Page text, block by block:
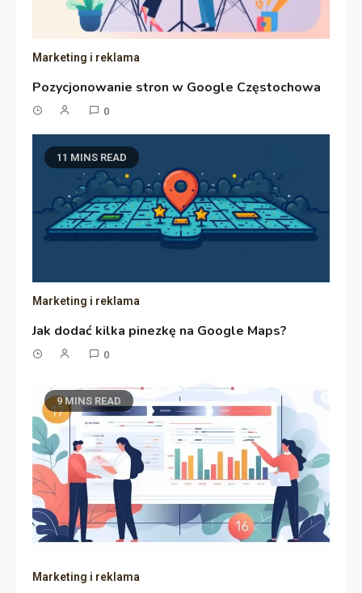
Marketing i reklama
Pozycjonowanie stron w Google Częstochowa
0
11 MINS READ
Marketing i reklama
Jak dodać kilka pinezkę na Google Maps?
0
9 MINS READ
Marketing i reklama